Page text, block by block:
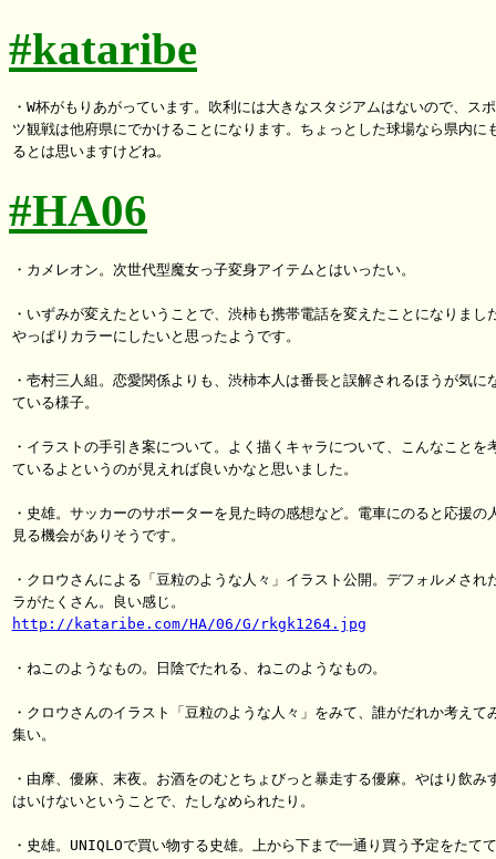
#kataribe
・W杯がもりあがっています。吹利には大きなスタジアムはないので、ス
ツ観戦は他府県にでかけることになります。ちょっとした球場なら県内に
#HA06
・カメレオン。次世代型魔女っ子変身アイテムとはいったい。
・いずみが変えたということで、渋柿も携帯電話を変えたことになりまし
やっぱりカラーにしたいと思ったようです。
・壱村三人組。恋愛関係よりも、渋柿本人は番長と誤解されるほうが気に
ている様子。
・イラストの手引き案について。よく描くキャラについて、こんなことを
ているよというのが見えれば良いかなと思いました。
・史雄。サッカーのサポーターを見た時の感想など。電車にのると応援の
見る機会がありそうです。
・クロウさんによる「豆粒のような人々」イラスト公開。デフォルメされ
http://kataribe.com/HA/06/G/rkgk1264.jpg
・ねこのようなもの。日陰でたれる、ねこのようなもの。
・クロウさんのイラスト「豆粒のような人々」をみて、誰がだれか考えて
集い。
・由摩、優麻、末夜。お酒をのむとちょびっと暴走する優麻。やはり飲み
はいけないということで、たしなめられたり。